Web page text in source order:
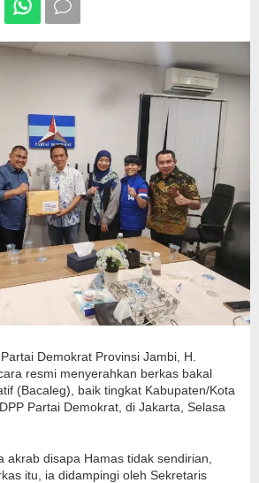
Demokrat Provinsi Jambi, H.
resmi menyerahkan berkas bakal
(Bacaleg), baik tingkat Kabupaten/Kota
Partai Demokrat, di Jakarta, Selasa
akrab disapa Hamas tidak sendirian,
itu, ia didampingi oleh Sekretaris